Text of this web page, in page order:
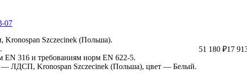
07
Szczecinek (Польша).
EN 316 и требованиям норм EN 622-5.
ЛДСП, Kronospan Szczecinek (Польша), цвет — Белый.
51 180 ₽17